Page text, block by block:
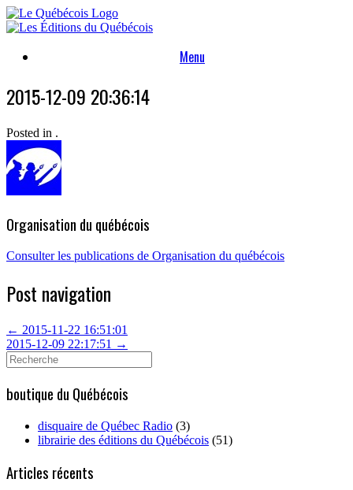
Skip
to
Menu
2015-12-09 20:36:14
Posted in .
Organisation du québécois
Consulter les publications de Organisation du québécois
Post navigation
← 2015-11-22 16:51:01
2015-12-09 22:17:51 →
Search
for:
boutique du Québécois
disquaire de Québec Radio (3)
librairie des éditions du Québécois (51)
Articles récents